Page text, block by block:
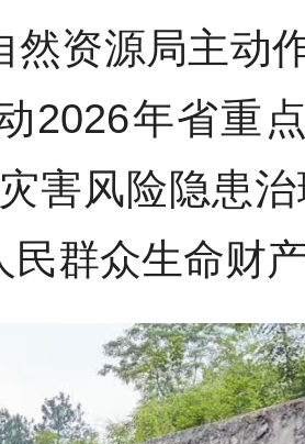
然资源局主动
2026年省重
害风险隐患治
群众生命财产